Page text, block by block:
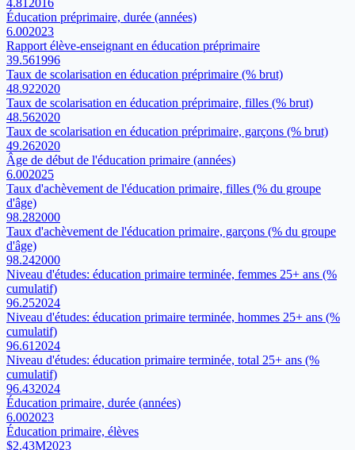
4.81 2016
Éducation préprimaire, durée (années)
6.002023
Rapport élève-enseignant en éducation préprimaire
39.561996
Taux de scolarisation en éducation préprimaire (% brut)
48.922020
Taux de scolarisation en éducation préprimaire, filles (% brut)
48.562020
Taux de scolarisation en éducation préprimaire, garçons (% brut)
49.262020
Âge de début de l'éducation primaire (années)
6.002025
Taux d'achèvement de l'éducation primaire, filles (% du groupe
d'âge)
98.282000
Taux d'achèvement de l'éducation primaire, garçons (% du groupe
d'âge)
98.242000
Niveau d'études: éducation primaire terminée, femmes 25+ ans (%
cumulatif)
96.252024
Niveau d'études: éducation primaire terminée, hommes 25+ ans (%
cumulatif)
96.61 2024
Niveau d'études: éducation primaire terminée, total 25+ ans (%
cumulatif)
96.432024
Éducation primaire, durée (années)
6.002023
Éducation primaire, élèves
$2.43M2023